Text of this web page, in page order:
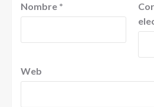
Nombre *
Web